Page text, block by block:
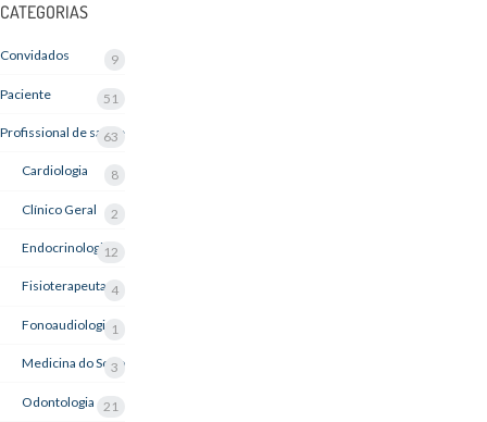
CATEGORIAS
Convidados 9
Paciente 51
Profissional de saúde
63
Cardiologia 8
Clínico Geral 2
Endocrinologia12
Fisioterapeuta 4
Fonoaudiologia 1
Medicina do Sono
3
Odontologia 21